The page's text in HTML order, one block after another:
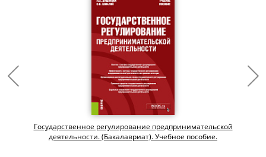
Государственное регулирование предпринимательской
деятельности. (Бакалавриат). Учебное пособие.